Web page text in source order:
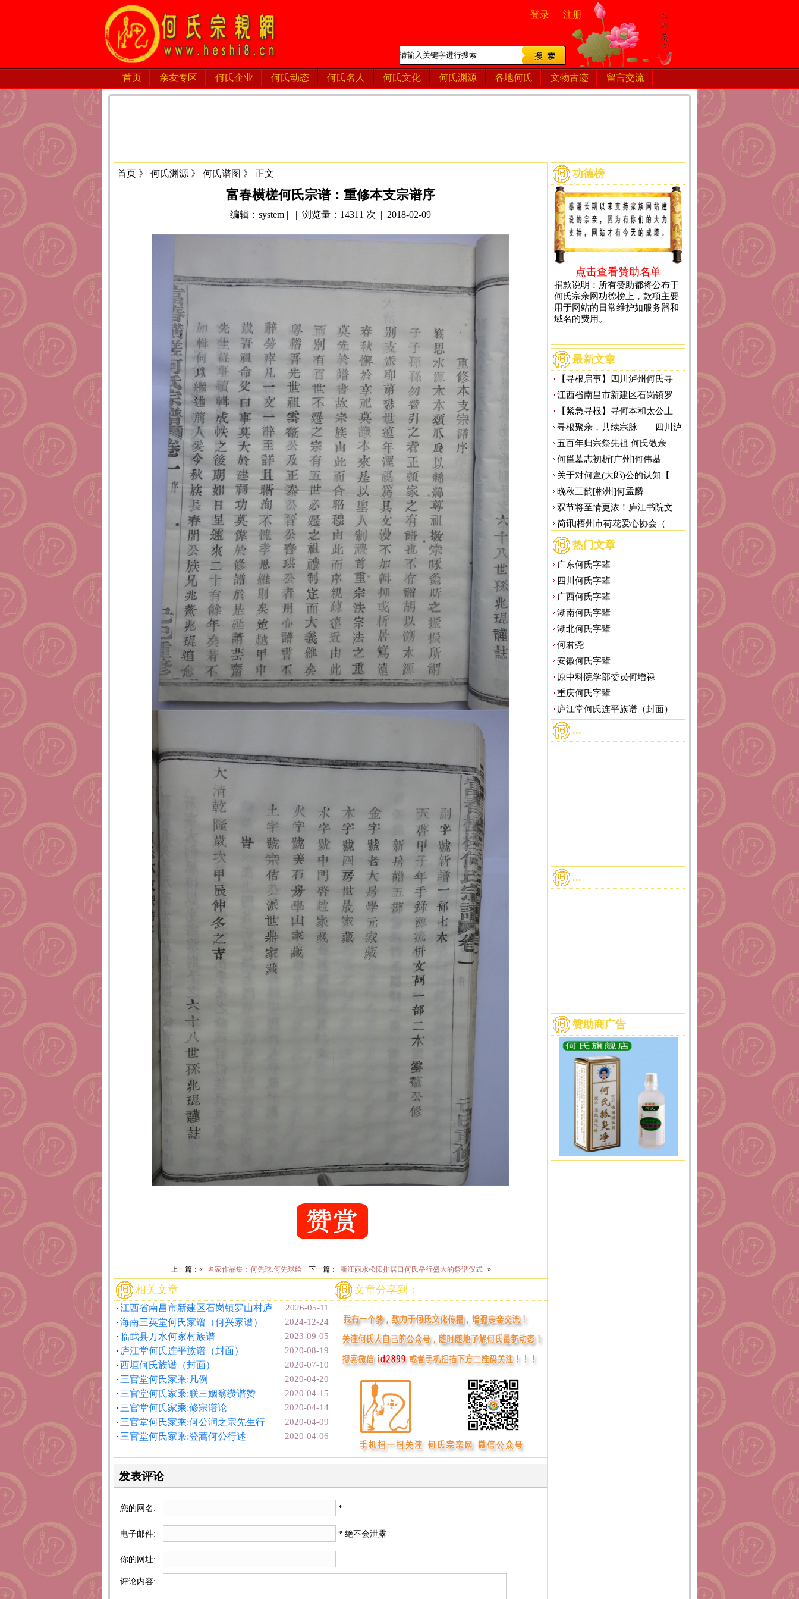
登录 | 注册
首页 亲友专区 何氏企业 何氏动态 何氏名人 何氏文化 何氏渊源 各地何氏 文物古迹 留言交流
首页 》 何氏渊源 》 何氏谱图 》 正文
富春横槎何氏宗谱：重修本支宗谱序
编辑：system | | 浏览量：14311 次 | 2018-02-09
上一篇：« 名家作品集：何先球.何先球绘 下一篇： 浙江丽水松阳排居口何氏举行盛大的祭谱仪式 »
相关文章
2026-05-11
江西省南昌市新建区石岗镇罗山村庐
2024-12-24
海南三英堂何氏家谱（何兴家谱）
2023-09-05
临武县万水何家村族谱
2020-08-19
庐江堂何氏连平族谱（封面）
2020-07-10
西垣何氏族谱（封面）
2020-04-20
三官堂何氏家乘:凡例
2020-04-15
三官堂何氏家乘:联三姻翁缵谱赞
2020-04-14
三官堂何氏家乘:修宗谱论
2020-04-09
三官堂何氏家乘:何公润之宗先生行
2020-04-06
三官堂何氏家乘:登蒿何公行述
文章分享到：
发表评论
您的网名: *
电子邮件: * 绝不会泄露
你的网址:
评论内容:
功德榜
点击查看赞助名单
捐款说明：所有赞助都将公布于
何氏宗亲网功德榜上，款项主要
用于网站的日常维护如服务器和
域名的费用。
最新文章
【寻根启事】四川泸州何氏寻
江西省南昌市新建区石岗镇罗
【紧急寻根】寻何本和太公上
寻根聚亲，共续宗脉——四川泸
五百年归宗祭先祖 何氏敬亲
何邕墓志初析[广州]何伟基
关于对何亶(大郎)公的认知【
晚秋三韵[郴州]何孟麟
双节将至情更浓！庐江书院文
简讯|梧州市荷花爱心协会（
热门文章
广东何氏字辈
四川何氏字辈
广西何氏字辈
湖南何氏字辈
湖北何氏字辈
何君尧
安徽何氏字辈
原中科院学部委员何增禄
重庆何氏字辈
庐江堂何氏连平族谱（封面）
...
...
赞助商广告